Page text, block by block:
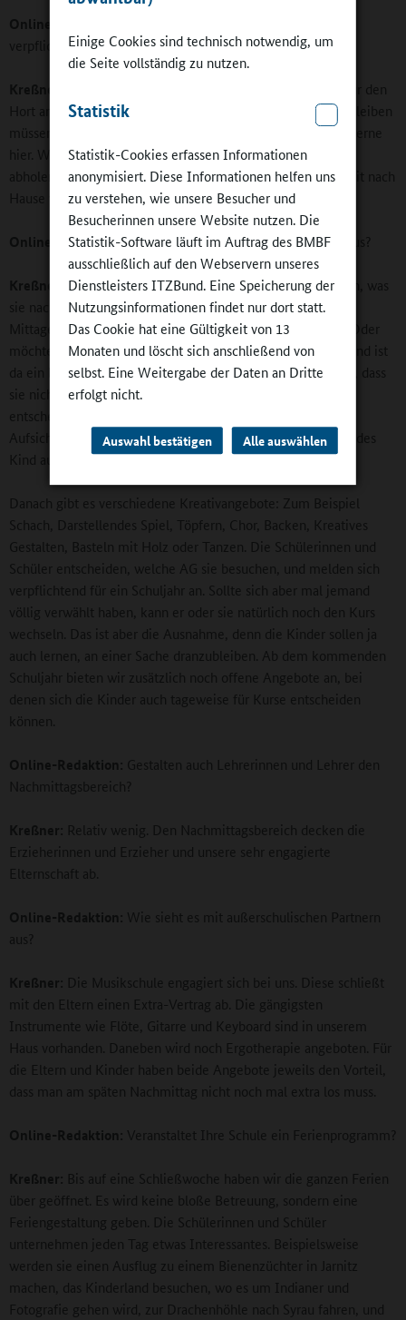
Einige Cookies sind technisch notwendig, um
die Seite vollständig zu nutzen.
Statistik
Statistik-Cookies erfassen Informationen
anonymisiert. Diese Informationen helfen uns
zu verstehen, wie unsere Besucher und
Besucherinnen unsere Website nutzen. Die
Statistik-Software läuft im Auftrag des BMBF
ausschließlich auf den Webservern unseres
Dienstleisters ITZBund. Eine Speicherung der
Nutzungsinformationen findet nur dort statt.
Das Cookie hat eine Gültigkeit von 13
Monaten und löscht sich anschließend von
selbst. Eine Weitergabe der Daten an Dritte
erfolgt nicht.
Auswahl bestätigen Alle auswählen
Online-Redaktion:
verpflichtend?
Kreßner:
Jedes Kind, das unsere Schule besucht, ist auch für den
Hort angemeldet. Das bedeutet nicht, dass alle bis 17 Uhr bleiben
müssen. Aber viele Schülerinnen und Schüler sind einfach gerne
hier. Wir hatten schon Fälle, dass die Eltern, die ihre Kinder
abholen wollten, wieder gehen mussten, weil diese nicht mit nach
Hause wollten.
Online-Redaktion:Wie sieht die Nachmittagsgestaltung aus?
Kreßner:
Ab Klasse 2 können die Kinder selber entscheiden, was
sie nach dem Unterricht zuerst tun wollen: Gehe ich zuerst
Mittagessen oder will ich mich erst ausruhen und spielen? Oder
möchte ich als erstes die Hausaufgaben erledigen? Jedes Kind ist
da ein bisschen anders, und es kommt ihnen sehr entgegen, dass
sie nicht alle das Gleiche machen müssen, sondern sich frei
entscheiden können. Für alle drei Bereiche gibt es
Aufsichtspersonal, sodass wir gewährleisten können, dass jedes
Kind auch wirklich Mittag gegessen hat.
Danach gibt es verschiedene Kreativangebote: Zum Beispiel
Schach, Darstellendes Spiel, Töpfern, Chor, Backen, Kreatives
Gestalten, Basteln mit Holz oder Tanzen. Die Schülerinnen und
Schüler entscheiden, welche AG sie besuchen, und melden sich
verpflichtend für ein Schuljahr an. Sollte sich aber mal jemand
völlig verwählt haben, kann er oder sie natürlich noch den Kurs
wechseln. Das ist aber die Ausnahme, denn die Kinder sollen ja
auch lernen, an einer Sache dranzubleiben. Ab dem kommenden
Schuljahr bieten wir zusätzlich noch offene Angebote an, bei
denen sich die Kinder auch tageweise für Kurse entscheiden
können.
Online-Redaktion: Gestalten auch Lehrerinnen und Lehrer den
Nachmittagsbereich?
Kreßner: Relativ wenig. Den Nachmittagsbereich decken die
Erzieherinnen und Erzieher und unsere sehr engagierte
Elternschaft ab.
Online-Redaktion: Wie sieht es mit außerschulischen Partnern
aus?
Kreßner: Die Musikschule engagiert sich bei uns. Diese schließt
mit den Eltern einen Extra-Vertrag ab. Die gängigsten
Instrumente wie Flöte, Gitarre und Keyboard sind in unserem
Haus vorhanden. Daneben wird noch Ergotherapie angeboten. Für
die Eltern und Kinder haben beide Angebote jeweils den Vorteil,
dass man am späten Nachmittag nicht noch mal extra los muss.
Online-Redaktion: Veranstaltet Ihre Schule ein Ferienprogramm?
Kreßner: Bis auf eine Schließwoche haben wir die ganzen Ferien
über geöffnet. Es wird keine bloße Betreuung, sondern eine
Feriengestaltung geben. Die Schülerinnen und Schüler
unternehmen jeden Tag etwas Interessantes. Beispielsweise
werden sie einen Ausflug zu einem Bienenzüchter in Jarnitz
machen, das Kinderland besuchen, wo es um Indianer und
Fotografie gehen wird, zur Drachenhöhle nach Syrau fahren, und